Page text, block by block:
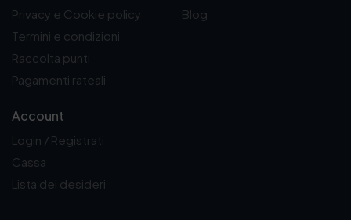
Privacy e Cookie policy
Termini e condizioni
Raccolta punti
Pagamenti rateali
Account
Login / Registrati
Cassa
Lista dei desideri
Blog